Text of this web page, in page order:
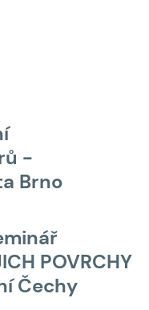
-
Brno
POVRCHY
Čechy